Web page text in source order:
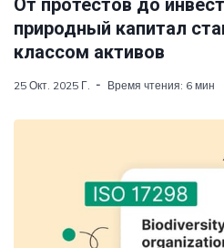
природный капитал
классом активов
25 Окт. 2025 Г. Время чтения: 6 мин